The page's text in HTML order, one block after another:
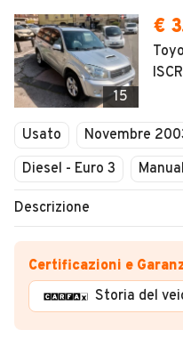
15
€
Usato Novembre
Diesel - Euro 3
Descrizione
Certificazioni e
Storia del